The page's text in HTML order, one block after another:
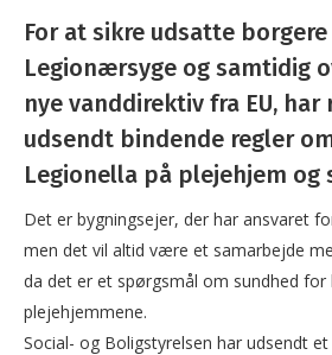
For at sikre udsatte
Legionærsyge og samtidig
nye vanddirektiv fra EU, har
udsendt bindende regler
Legionella på plejehjem og
Det er bygningsejer, der har ansvaret
men det vil altid være et samarbejde
da det er et spørgsmål om sundhed for
plejehjemmene.
Social- og Boligstyrelsen har udsendt